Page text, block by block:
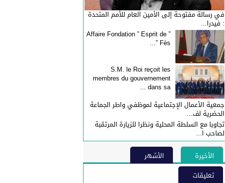
في رسالة مفتوحة إلى الأمين العام للأمم المتحدة
: فيدرا...
” Affaire Fondation ” Esprit de
Fès ”...
S.M. le Roi reçoit les
membres du gouvernement
dans sa ...
جمعية الأعمال الإجتماعية لموظفي واطر الجماعة
الحضرية لف...
تجاوبا مع السلطة المحلية ونظرا للزيارة المرتقبة
لصاحب ا...
الأخيرة
الأشهر
تعليقات